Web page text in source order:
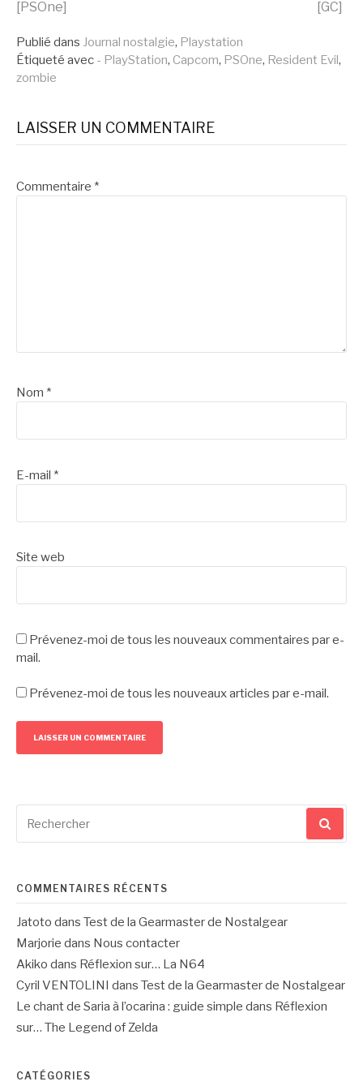
la
suite
[PSOne] [GC]
Publié dans Journal nostalgie, Playstation
Étiqueté avec - PlayStation, Capcom, PSOne, Resident Evil,
zombie
LAISSER UN COMMENTAIRE
Commentaire *
Nom *
E-mail *
Site web
Prévenez-moi de tous les nouveaux commentaires par e-
mail.
Prévenez-moi de tous les nouveaux articles par e-mail.
pour
COMMENTAIRES RÉCENTS
Jatoto dans Test de la Gearmaster de Nostalgear
Marjorie dans Nous contacter
Akiko dans Réflexion sur… La N64
Cyril VENTOLINI dans Test de la Gearmaster de Nostalgear
Le chant de Saria à l’ocarina : guide simple dans Réflexion
sur… The Legend of Zelda
CATÉGORIES